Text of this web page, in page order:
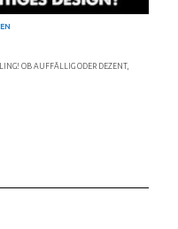
OB AUFFÄLLIG ODER DEZENT,